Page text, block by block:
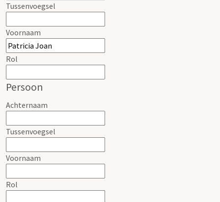
Tussenvoegsel
Voornaam
Rol
Persoon
Achternaam
Tussenvoegsel
Voornaam
Rol